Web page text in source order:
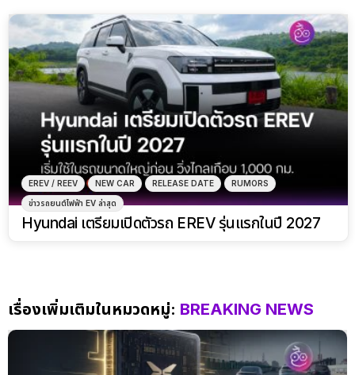
EREV / REEV NEW CAR RELEASE DATE RUMORS
ข่าวรถยนต์ไฟฟ้า EV ล่าสุด
Hyundai เตรียมเปิดตัวรถ EREV รุ่นแรกในปี 2027
เรื่องเพิ่มเติมในหมวดหมู่: BREAKING NEWS